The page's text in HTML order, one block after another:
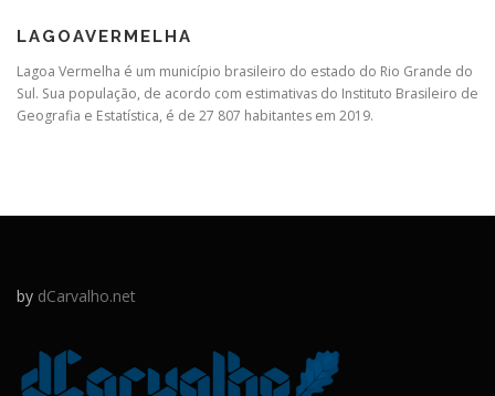
LAGOAVERMELHA
Lagoa Vermelha é um município brasileiro do estado do Rio Grande do
Sul. Sua população, de acordo com estimativas do Instituto Brasileiro de
Geografia e Estatística, é de 27 807 habitantes em 2019.
by dCarvalho.net